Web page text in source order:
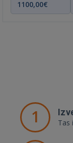
1100,00€
1 Tas